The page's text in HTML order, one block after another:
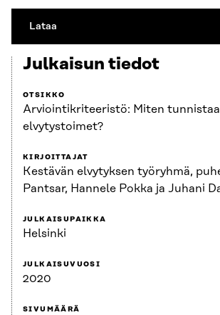
Lataa
Julkaisun tiedot
OTSIKKO
Arviointikriteeristö: Miten
elvytystoimet?
KIRJOITTAJAT
Kestävän elvytyksen työryhmä,
Pantsar, Hannele Pokka ja Juhani
JULKAISUPAIKKA
Helsinki
JULKAISUVUOSI
2020
SIVUMÄÄRÄ